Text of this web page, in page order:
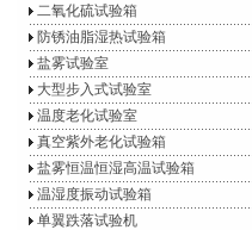
二氧化硫试验箱
防锈油脂湿热试验箱
盐雾试验室
大型步入式试验室
温度老化试验室
真空紫外老化试验箱
盐雾恒温恒湿高温试验箱
温湿度振动试验箱
单翼跌落试验机